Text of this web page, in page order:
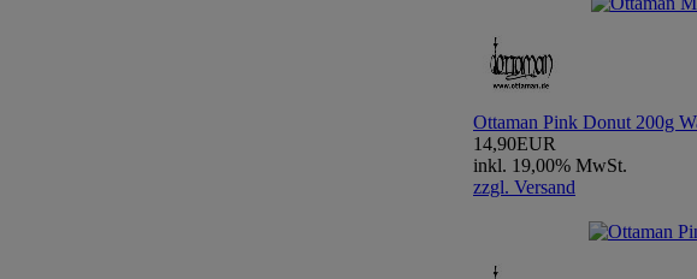
Ottaman Pink Donut 200g
14,90EUR
inkl. 19,00% MwSt.
zzgl. Versand